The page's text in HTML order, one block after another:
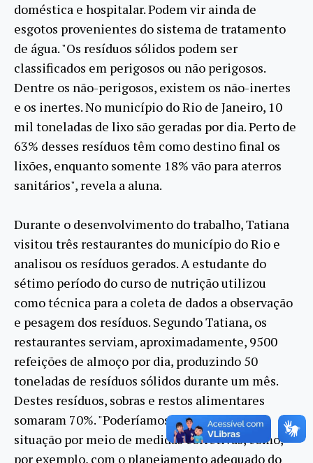
doméstica e hospitalar. Podem vir ainda de
esgotos provenientes do sistema de tratamento
de água. "Os resíduos sólidos podem ser
classificados em perigosos ou não perigosos.
Dentre os não-perigosos, existem os não-inertes
e os inertes. No município do Rio de Janeiro, 10
mil toneladas de lixo são geradas por dia. Perto de
63% desses resíduos têm como destino final os
lixões, enquanto somente 18% vão para aterros
sanitários", revela a aluna.
Durante o desenvolvimento do trabalho, Tatiana
visitou três restaurantes do município do Rio e
analisou os resíduos gerados. A estudante do
sétimo período do curso de nutrição utilizou
como técnica para a coleta de dados a observação
e pesagem dos resíduos. Segundo Tatiana, os
restaurantes serviam, aproximadamente, 9500
refeições de almoço por dia, produzindo 50
toneladas de resíduos sólidos durante um mês.
Destes resíduos, sobras e restos alimentares
somaram 70%. "Poderíamos melhorar essa
situação por meio de medidas corretivas, como,
por exemplo, com o planejamento adequado do